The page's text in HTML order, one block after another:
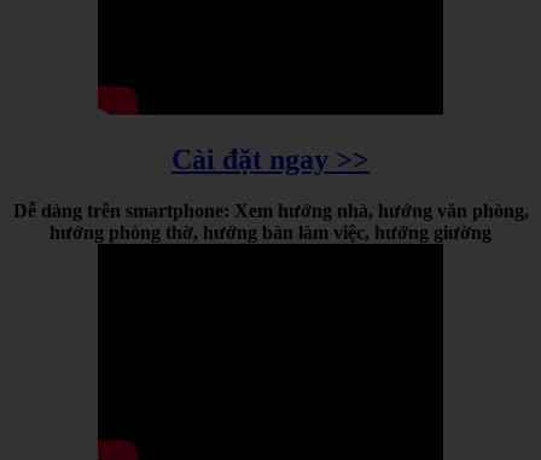
Cài đặt ngay >>
Dễ dàng trên smartphone: Xem hướng nhà, hướng văn phòng,
hướng phòng thờ, hướng bàn làm việc, hướng giường